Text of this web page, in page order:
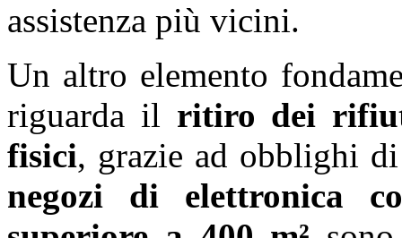
assistenza più vicini.
Un altro elemento
riguarda il ritiro dei
fisici, grazie ad obblighi
negozi di elettronica